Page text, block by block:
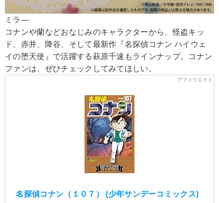
ミラ―
コナンや蘭などおなじみのキャラクターから、怪盗キッ
ド、赤井、降谷、そして最新作『名探偵コナン ハイウェ
イの堕天使』で活躍する萩原千速もラインナップ。コナン
ファンは、ぜひチェックしてみてほしい。
名探偵コナン（１０７） (少年サンデーコミックス)